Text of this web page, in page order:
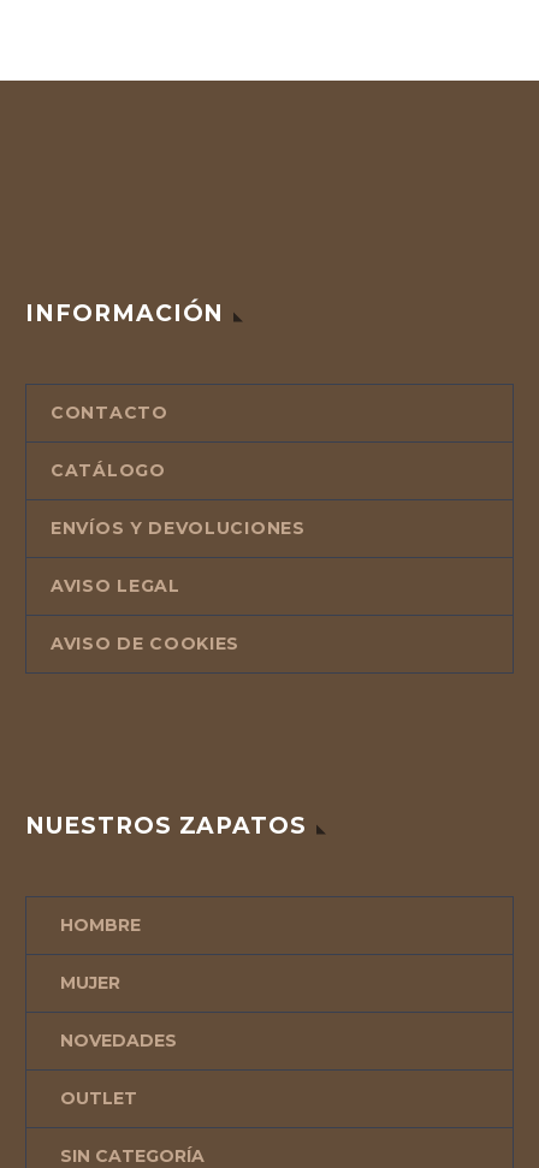
INFORMACIÓN
CONTACTO
CATÁLOGO
ENVÍOS Y DEVOLUCIONES
AVISO LEGAL
AVISO DE COOKIES
NUESTROS ZAPATOS
HOMBRE
MUJER
NOVEDADES
OUTLET
SIN CATEGORÍA